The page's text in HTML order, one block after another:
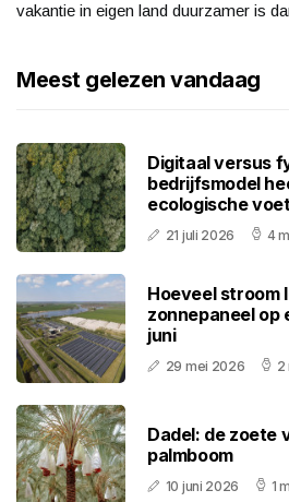
vakantie in eigen land duurzamer is
Meest gelezen vandaag
Digitaal versus
bedrijfsmodel
ecologische
21 juli 2026 4
Hoeveel stroom
zonnepaneel op
juni
29 mei 2026 2
Dadel: de zoete
palmboom
10 juni 2026 1